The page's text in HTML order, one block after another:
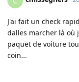
J'ai fait un check
dalles marcher là où
paquet de voiture
coin...